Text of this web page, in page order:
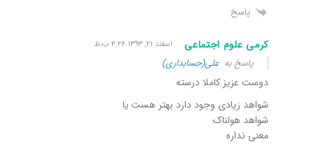
پاسخ
کرمی علوم اجتماعی اسفند ۲۱, ۱۳۹۳ ۴:۲۶ ب٫ظ
پاسخ بهعلی(حسابداری)
دوست عزیز کاملا درسته
شواهد زیادی وجود دارد بهتر هست یا
شواهد هولناک
معنی نداره